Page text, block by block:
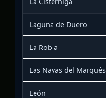
Laguna de Duero
La Robla
Las Navas del Marqués
León